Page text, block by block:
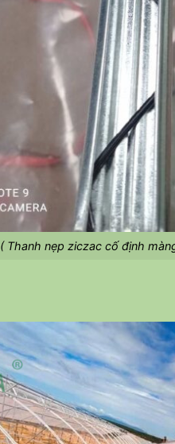
( Thanh nẹp ziczac cố định